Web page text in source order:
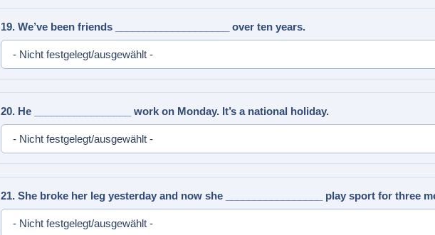
19. We’ve been friends ____________________ over ten years.
20. He _________________ work on Monday. It’s a national holiday.
21. She broke her leg yesterday and now she _________________ play sport for three